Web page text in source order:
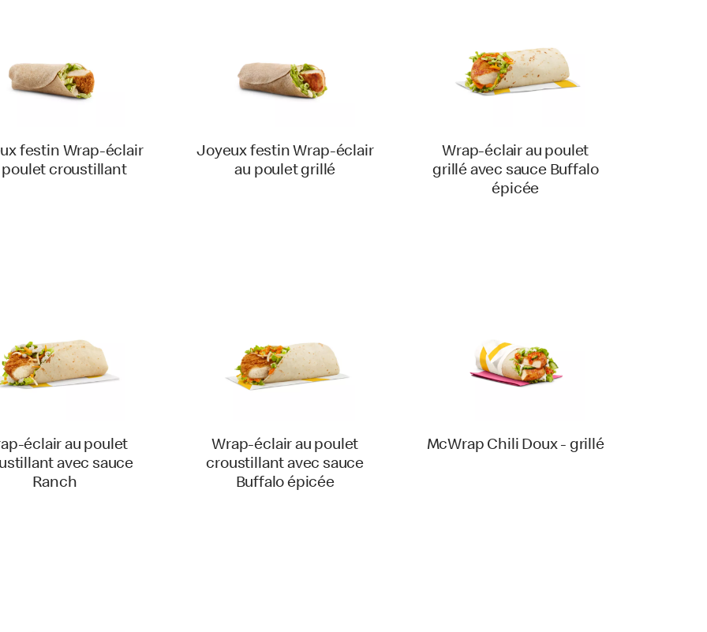
festin Wrap-éclair
poulet croustillant
Joyeux festin Wrap-éclair
au poulet grillé
Wrap-éclair au poulet
grillé avec sauce Buffalo
épicée
éclair au poulet
avec sauce
Ranch
Wrap-éclair au poulet
croustillant avec sauce
Buffalo épicée
McWrap Chili Doux - grillé